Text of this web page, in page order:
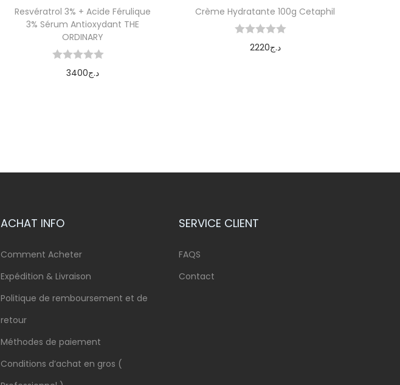
Resvératrol 3% + Acide Férulique
3% Sérum Antioxydant THE
ORDINARY
3400د.ج
Crème Hydratante 100g Cetaphil
2220د.ج
ACHAT INFO
Comment Acheter
Expédition & Livraison
Politique de remboursement et de
retour
Méthodes de paiement
Conditions d’achat en gros (
SERVICE CLIENT
FAQS
Contact